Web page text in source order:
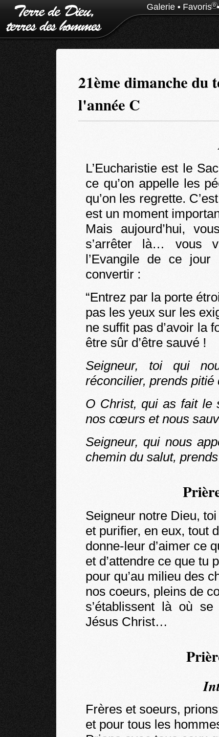
Galerie • Favoris0
21ème dimanche du
l'année C
L’Eucharistie est le
ce qu’on appelle les
qu’on les regrette.
est un moment
Mais aujourd’hui,
s’arrêter là… vous
l’Evangile de ce
convertir :
“Entrez par la porte
pas les yeux sur les
ne suffit pas d’avoir la
être sûr d’être sauvé !
Seigneur, toi qui
réconcilier, prends pitié
O Christ, qui as fait le
nos cœurs et nous
Seigneur, qui nous
chemin du salut,
Seigneur notre Dieu,
et purifier, en eux, tout
donne-leur d’aimer ce
et d’attendre ce que tu
pour qu’au milieu des
nos coeurs, pleins de
s’établissent là où
Jésus Christ…
Frères et soeurs,
et pour tous les